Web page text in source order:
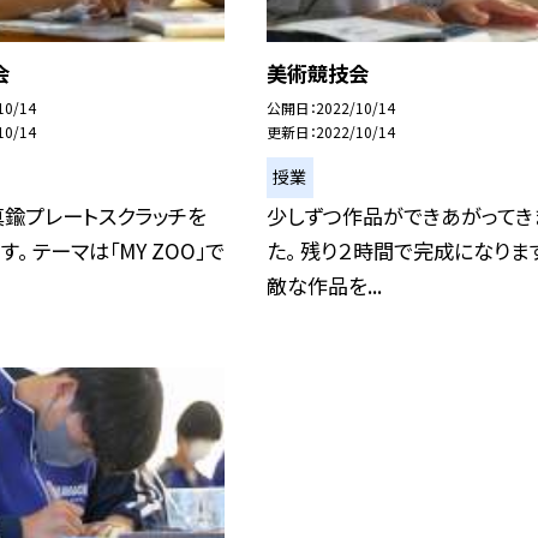
14
14
プレートスクラッチを
。 テーマは「MY ZOO」で
美術競技会
公開日 2022/10/14
更新日 2022/10/14
授業
少しずつ作品ができあがってき
た。 残り２時間で完成になりま
敵な作品を...